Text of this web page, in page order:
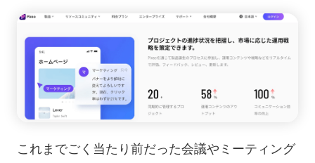
これまでごく当たり前だった会議やミーティング